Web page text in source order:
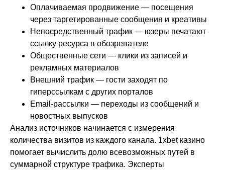
Оплачиваемая продвижение — посещения
через таргетированные сообщения и креативы
Непосредственный трафик — юзеры печатают
ссылку ресурса в обозревателе
Общественные сети — клики из записей и
рекламных материалов
Внешний трафик — гости заходят по
гиперссылкам с других порталов
Email-рассылки — переходы из сообщений и
новостных выпусков
Анализ источников начинается с измерения
количества визитов из каждого канала. 1xbet казино
помогает вычислить долю всевозможных путей в
суммарной структуре трафика. Эксперты